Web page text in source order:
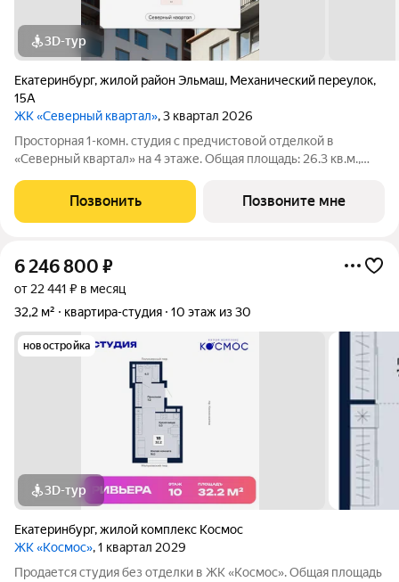
3D-тур
Екатеринбург,жилой район Эльмаш, Механический переулок,
15А
ЖК «Северный квартал», 3 квартал 2026
Просторная 1-комн. студия с предчистовой отделкой в
«Северный квартал» на 4 этаже. Общая площадь: 26.3 кв.м.,
кухонную зону. Все окна выходят на одну сторону. В квартире
один балкон, один
Позвонить Позвоните мне
6 246 800 ₽
от 22 441 ₽ в месяц
32,2 м²
квартира-студия 10 этаж из 30
новостройка
3D-тур
Екатеринбург,жилой комплекс Космос
ЖК «Космос», 1 квартал 2029
Продается студия без отделки в ЖК «Космос». Общая площадь